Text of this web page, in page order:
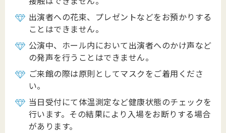
出演者への花束、プレゼントなどをお預かりする
ことはできません。
公演中、ホール内において出演者へのかけ声など
の発声を行うことはできません。
ご来館の際は原則としてマスクをご着用くださ
い。
当日受付にて体温測定など健康状態のチェックを
行います。その結果により入場をお断りする場合
があります。